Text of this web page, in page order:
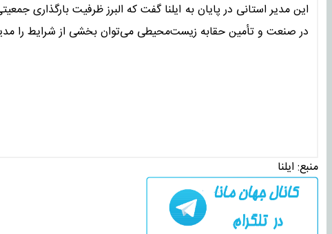
این مدیر استانی در پایان به ایلنا گفت که البرز ظرفیت بارگذاری
در صنعت و تأمین حقابه زیست‌محیطی می‌توان بخشی از شرایط را
منبع: ایلنا